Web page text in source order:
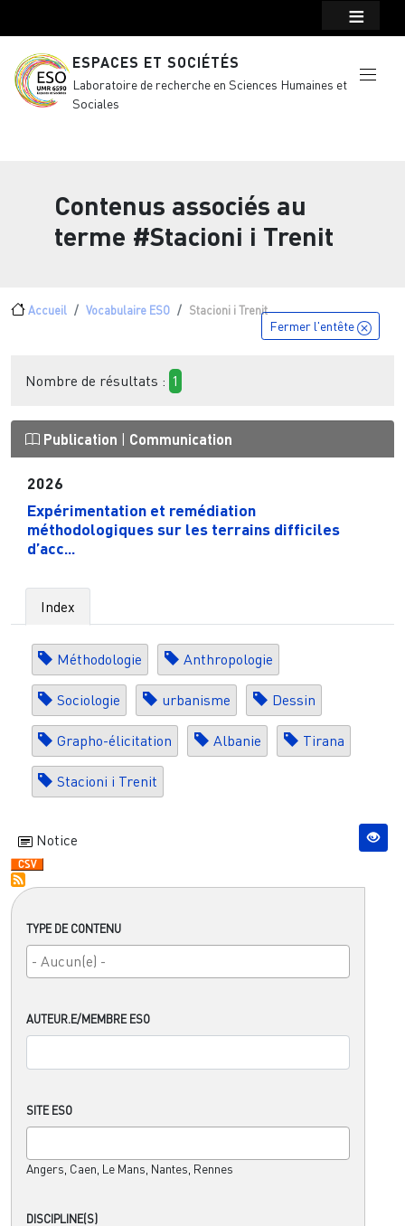
ESPACES ET SOCIÉTÉS
Laboratoire de recherche en Sciences Humaines et
Sociales
Contenus associés au
terme #Stacioni i Trenit
Fil d'Ariane
Accueil Vocabulaire ESO Stacioni i Trenit
TYPE DE CONTENU
AUTEUR.E/MEMBRE ESO
SITE ESO
Angers, Caen, Le Mans, Nantes, Rennes
DISCIPLINE(S)
Fermer l'entête
Nombre de résultats : 1
Publication Communication
2026
Expérimentation et remédiation
méthodologiques sur les terrains difficiles
d’acc...
Index
Méthodologie Anthropologie
Sociologie urbanisme Dessin
Grapho-élicitation Albanie Tirana
Stacioni i Trenit
Notice